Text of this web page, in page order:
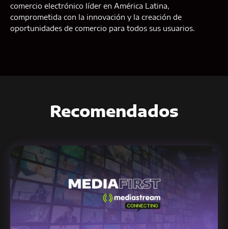
comercio electrónico líder en América Latina,
comprometida con la innovación y la creación de
oportunidades de comercio para todos sus usuarios.
Recomendados